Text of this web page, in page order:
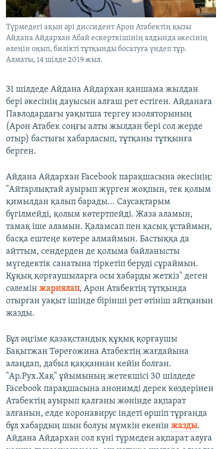
Түрмедегі ақын әрі диссидент Арон Атабектің қызы
Айдана Айдархан Абай ескерткішінің алдында әкесінің
өлеңін оқып, билікті тұтқынды босатуға үндеп тұр.
Алматы, 14 шілде 2019 жыл.
31 шілдеде Айдана Айдархан қаншама жылдан
бері әкесінің дауысын алғаш рет естіген. Айданаға
Павлодардағы уақытша тергеу изоляторының
(Арон Атабек соңғы алты жылдан бері сол жерде
отыр) бастығы хабарласып, тұтқаны тұтқынға
берген.
Айдана Айдархан Facebook парақшасына әкесінің:
"Айтарлықтай ауырып жүрген жоқпын, тек қолым
қимылдан қалып барады... Саусақтарым
бүгілмейді, қолым көтертпейді. Жаза аламын,
тамақ іше аламын. Қаламсап пен қасық ұстаймын,
басқа ештеңе көтере алмаймын. Бастыққа да
айттым, сендерден де қолыма байланысты
мүгедектік санатына тіркетіп беруді сұраймын.
Құқық қорғаушыларға осы хабарды жеткіз" деген
сәлемін жариялап, Арон Атабектің тұтқында
отырған уақыт ішінде бірінші рет өтініш айтқанын
жазды.
Бұл әңгіме қазақстандық құқық қорғаушы
Бақытжан Төреғожина Атабектің жағдайына
алаңдап, дабыл қаққаннан кейін болған.
"Ар.Рух.Хақ" ұйымының жетекшісі 30 шілдеде
Facebook парақшасына анонимді дерек көздерінен
Атабектің ауырып қалғаны жөнінде ақпарат
алғанын, елде коронавирус індеті өршіп тұрғанда
бұл хабардың шын болуы мүмкін екенін жазды.
Айдана Айдархан сол күні түрмеден ақпарат алуға